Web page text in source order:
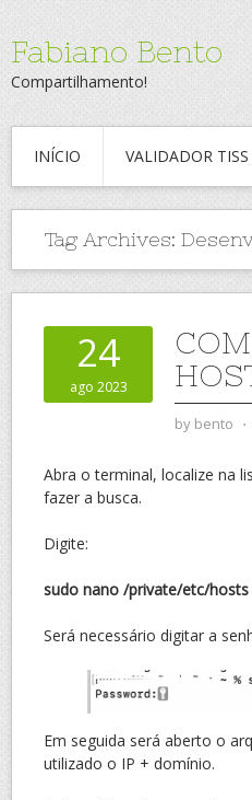
Fabiano Bento
Compartilhamento!
INÍCIO VALIDADOR TISS
Tag Archives:
24
ago 2023
by bento ⋅
Abra o terminal, localize na
fazer a busca.
Digite:
sudo nano /private/etc/hosts
Será necessário digitar a
Em seguida será aberto o
utilizado o IP + domínio.